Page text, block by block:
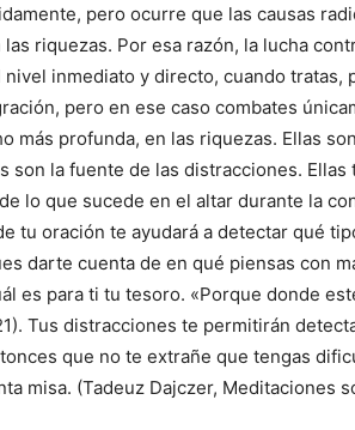
pero ocurre que las causas
riquezas. Por esa razón, la lucha
nivel inmediato y directo, cuando
pero en ese caso combates
más profunda, en las riquezas. Ellas
son la fuente de las distracciones.
lo que sucede en el altar durante la
tu oración te ayudará a detectar qué
darte cuenta de en qué piensas con
es para ti tu tesoro. «Porque donde
Tus distracciones te permitirán
que no te extrañe que tengas
misa. (Tadeuz Dajczer, Meditaciones